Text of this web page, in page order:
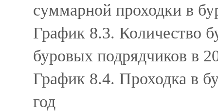
суммарной проходки в
График 8.3. Количество
буровых подрядчиков в
График 8.4. Проходка в
год